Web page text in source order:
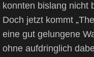
konnten bislang nicht
Doch jetzt kommt
eine gut gelungene
ohne aufdringlich